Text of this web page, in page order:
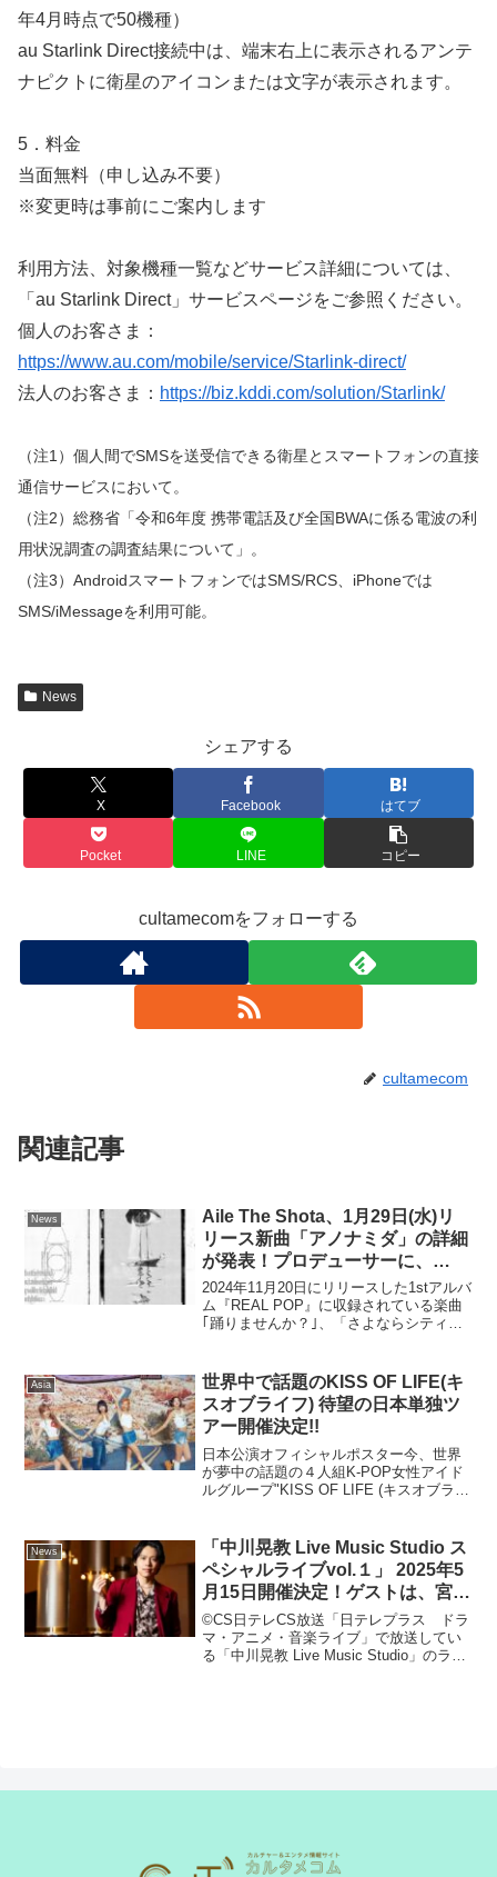
年4月時点で50機種）
au Starlink Direct接続中は、端末右上に表示されるアンテ
ナピクトに衛星のアイコンまたは文字が表示されます。
5．料金
当面無料（申し込み不要）
※変更時は事前にご案内します
利用方法、対象機種一覧などサービス詳細については、
「au Starlink Direct」サービスページをご参照ください。
個人のお客さま：
https://www.au.com/mobile/service/Starlink-direct/
法人のお客さま： https://biz.kddi.com/solution/Starlink/
（注1）個人間でSMSを送受信できる衛星とスマートフォンの直接
通信サービスにおいて。
（注2）総務省「令和6年度 携帯電話及び全国BWAに係る電波の利
用状況調査の調査結果について」。
（注3）AndroidスマートフォンではSMS/RCS、iPhoneでは
SMS/iMessageを利用可能。
News
シェアする
X Facebook はてブ
Pocket LINE コピー
cultamecomをフォローする
cultamecom
関連記事
News
Aile The Shota、1月29日(水)リ
リース新曲「アノナミダ」の詳細
が発表！プロデューサーに、
☆Taku Takahashiを起用！
2024年11月20日にリリースした1stアルバ
ム『REAL POP』に収録されている楽曲
｢踊りませんか？｣、「さよならシティラ
メロディが多くの反響を集めシンガーソ
ン...
Asia
世界中で話題のKISS OF LIFE(キ
スオブライフ) 待望の日本単独ツ
アー開催決定!!
日本公演オフィシャルポスター今、世界
が夢中の話題の４人組K-POP女性アイド
ルグループ"KISS OF LIFE (キスオブライ
一気に飛躍した彼女たちが、つ...
News
「中川晃教 Live Music Studio ス
ペシャルライブvol.１」 2025年5
月15日開催決定！ゲストは、宮野
真守！
©CS日テレCS放送「日テレプラス ドラ
マ・アニメ・音楽ライブ」で放送してい
る「中川晃教 Live Music Studio」のライ